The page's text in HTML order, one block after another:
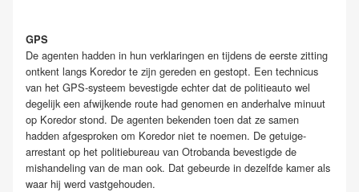
GPS
De agenten hadden in hun verklaringen en tijdens de eerste zitting
ontkent langs Koredor te zijn gereden en gestopt. Een technicus
van het GPS-systeem bevestigde echter dat de politieauto wel
degelijk een afwijkende route had genomen en anderhalve minuut
op Koredor stond. De agenten bekenden toen dat ze samen
hadden afgesproken om Koredor niet te noemen. De getuige-
arrestant op het politiebureau van Otrobanda bevestigde de
mishandeling van de man ook. Dat gebeurde in dezelfde kamer als
waar hij werd vastgehouden.